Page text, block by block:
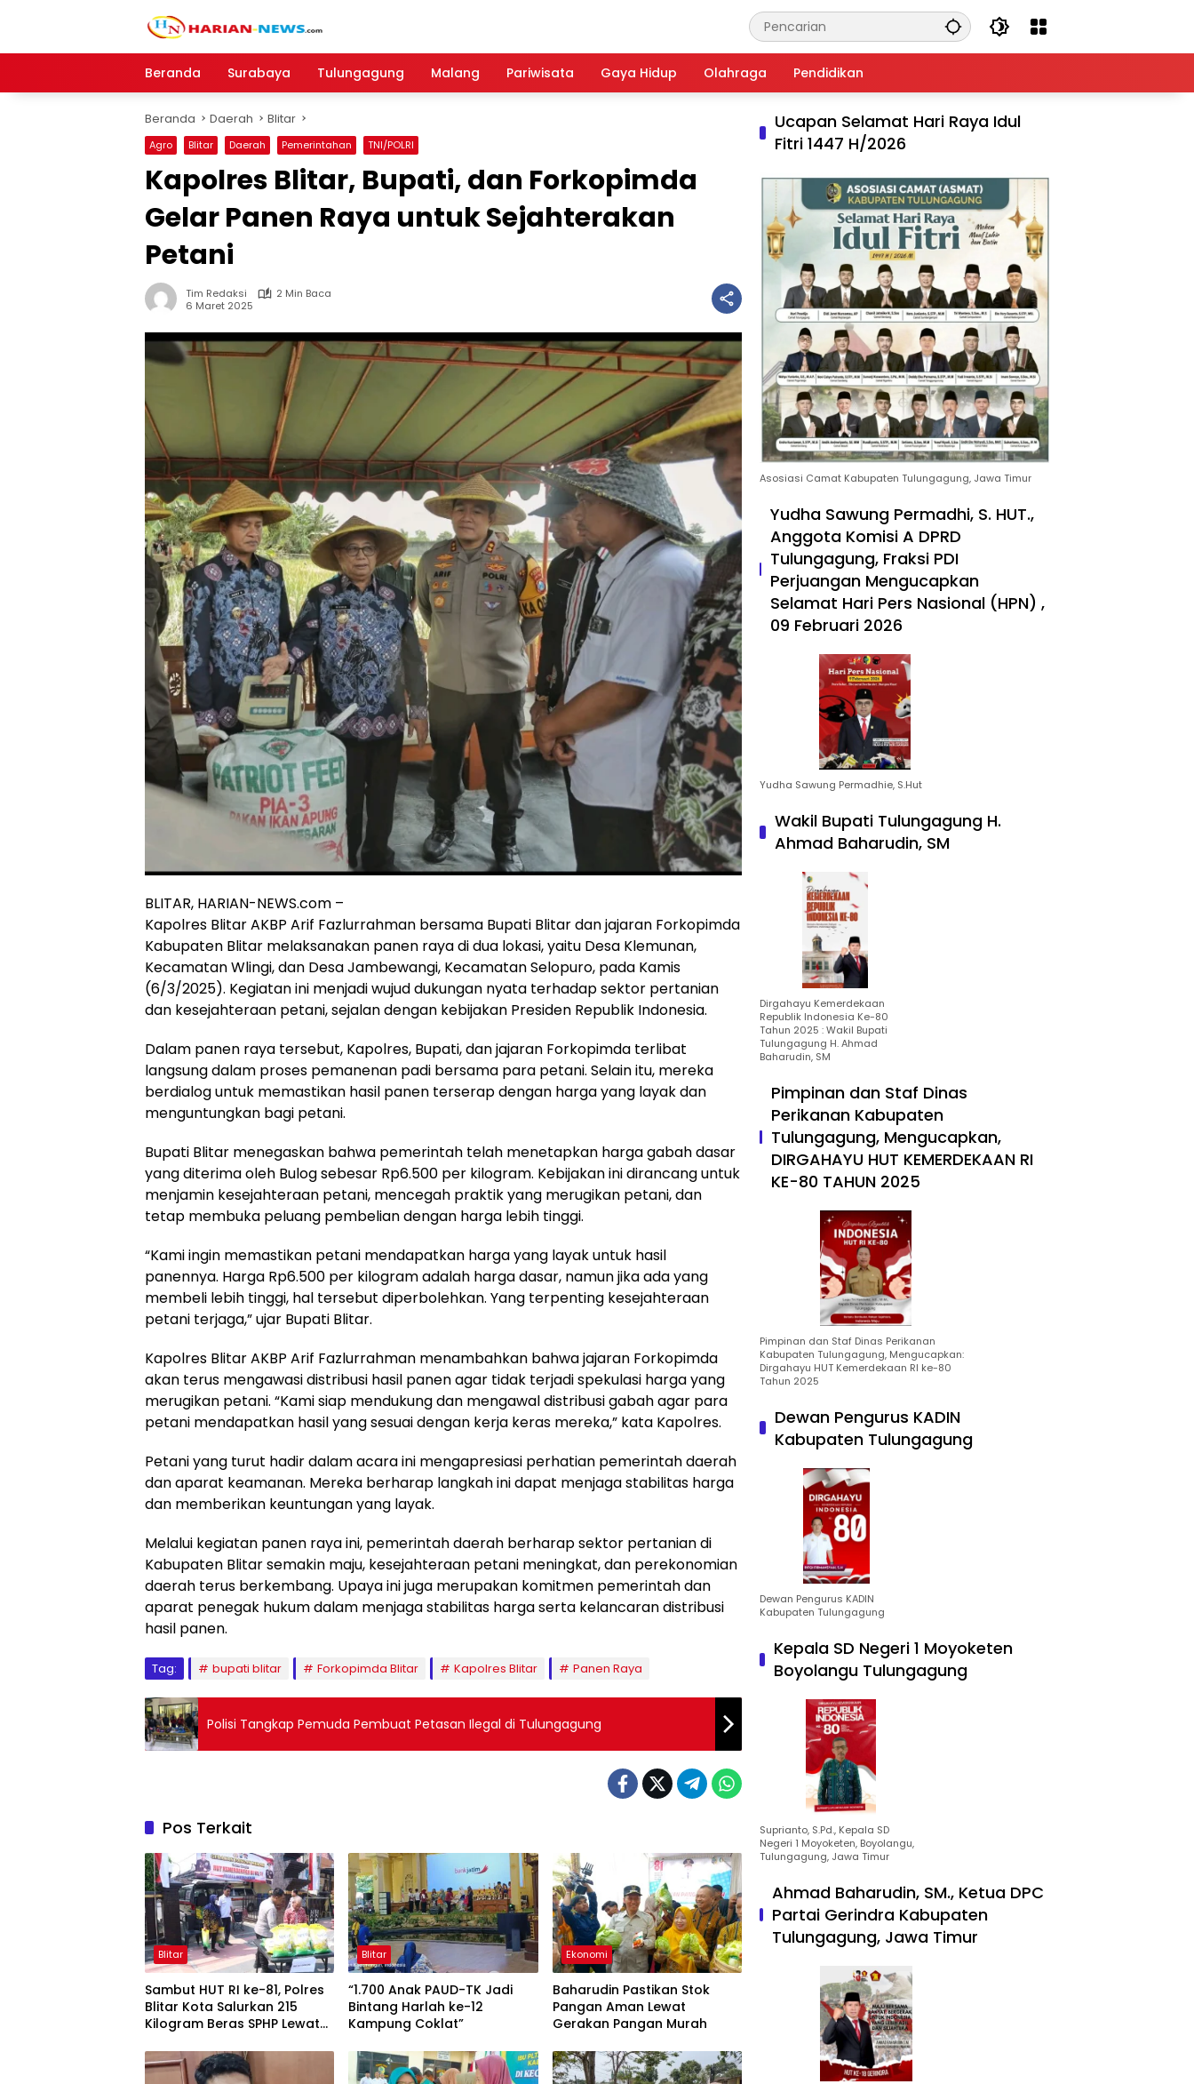
Beranda
Surabaya Tulungagung Malang Pariwisata Gaya Hidup Olahraga Pendidikan
Beranda Daerah Blitar
Agro Blitar Daerah Pemerintahan TNI/POLRI
Kapolres Blitar, Bupati, dan Forkopimda
Gelar Panen Raya untuk Sejahterakan
Petani
Tim Redaksi
2 Min Baca
6 Maret 2025
BLITAR, HARIAN-NEWS.com –
Kapolres Blitar AKBP Arif Fazlurrahman bersama Bupati Blitar dan jajaran Forkopimda
Kabupaten Blitar melaksanakan panen raya di dua lokasi, yaitu Desa Klemunan,
Kecamatan Wlingi, dan Desa Jambewangi, Kecamatan Selopuro, pada Kamis
(6/3/2025). Kegiatan ini menjadi wujud dukungan nyata terhadap sektor pertanian
dan kesejahteraan petani, sejalan dengan kebijakan Presiden Republik Indonesia.
Dalam panen raya tersebut, Kapolres, Bupati, dan jajaran Forkopimda terlibat
langsung dalam proses pemanenan padi bersama para petani. Selain itu, mereka
berdialog untuk memastikan hasil panen terserap dengan harga yang layak dan
menguntungkan bagi petani.
Bupati Blitar menegaskan bahwa pemerintah telah menetapkan harga gabah dasar
yang diterima oleh Bulog sebesar Rp6.500 per kilogram. Kebijakan ini dirancang untuk
menjamin kesejahteraan petani, mencegah praktik yang merugikan petani, dan
tetap membuka peluang pembelian dengan harga lebih tinggi.
“Kami ingin memastikan petani mendapatkan harga yang layak untuk hasil
panennya. Harga Rp6.500 per kilogram adalah harga dasar, namun jika ada yang
membeli lebih tinggi, hal tersebut diperbolehkan. Yang terpenting kesejahteraan
petani terjaga,” ujar Bupati Blitar.
Kapolres Blitar AKBP Arif Fazlurrahman menambahkan bahwa jajaran Forkopimda
akan terus mengawasi distribusi hasil panen agar tidak terjadi spekulasi harga yang
merugikan petani. “Kami siap mendukung dan mengawal distribusi gabah agar para
petani mendapatkan hasil yang sesuai dengan kerja keras mereka,” kata Kapolres.
Petani yang turut hadir dalam acara ini mengapresiasi perhatian pemerintah daerah
dan aparat keamanan. Mereka berharap langkah ini dapat menjaga stabilitas harga
dan memberikan keuntungan yang layak.
Melalui kegiatan panen raya ini, pemerintah daerah berharap sektor pertanian di
Kabupaten Blitar semakin maju, kesejahteraan petani meningkat, dan perekonomian
daerah terus berkembang. Upaya ini juga merupakan komitmen pemerintah dan
aparat penegak hukum dalam menjaga stabilitas harga serta kelancaran distribusi
hasil panen.
Tag: bupati blitar Forkopimda Blitar Kapolres Blitar Panen Raya
Polisi Tangkap Pemuda Pembuat Petasan Ilegal di Tulungagung
Pos Terkait
Blitar
Sambut HUT RI ke-81, Polres
Blitar Kota Salurkan 215
Kilogram Beras SPHP Lewat
Blitar
“1.700 Anak PAUD-TK Jadi
Bintang Harlah ke-12
Kampung Coklat”
Ekonomi
Baharudin Pastikan Stok
Pangan Aman Lewat
Gerakan Pangan Murah
Ucapan Selamat Hari Raya Idul
Fitri 1447 H/2026
Asosiasi Camat Kabupaten Tulungagung, Jawa Timur
Yudha Sawung Permadhi, S. HUT.,
Anggota Komisi A DPRD
Tulungagung, Fraksi PDI
Perjuangan Mengucapkan
Selamat Hari Pers Nasional (HPN) ,
09 Februari 2026
Yudha Sawung Permadhie, S.Hut
Wakil Bupati Tulungagung H.
Ahmad Baharudin, SM
Dirgahayu Kemerdekaan
Republik Indonesia Ke-80
Tahun 2025 : Wakil Bupati
Tulungagung H. Ahmad
Baharudin, SM
Pimpinan dan Staf Dinas
Perikanan Kabupaten
Tulungagung, Mengucapkan,
DIRGAHAYU HUT KEMERDEKAAN RI
KE-80 TAHUN 2025
Pimpinan dan Staf Dinas Perikanan
Kabupaten Tulungagung, Mengucapkan:
Dirgahayu HUT Kemerdekaan RI ke-80
Tahun 2025
Dewan Pengurus KADIN
Kabupaten Tulungagung
Dewan Pengurus KADIN
Kabupaten Tulungagung
Kepala SD Negeri 1 Moyoketen
Boyolangu Tulungagung
Suprianto, S.Pd., Kepala SD
Negeri 1 Moyoketen, Boyolangu,
Tulungagung, Jawa Timur
Ahmad Baharudin, SM., Ketua DPC
Partai Gerindra Kabupaten
Tulungagung, Jawa Timur